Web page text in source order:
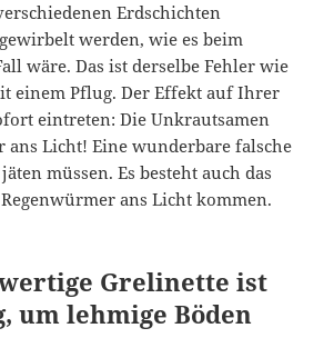
Erdschichten
werden, wie es beim
wäre. Das ist derselbe Fehler wie
einem Pflug. Der Effekt auf Ihrer
eintreten: Die Unkrautsamen
ans Licht! Eine wunderbare falsche
müssen. Es besteht auch das
ans Licht kommen.
Grelinette ist
um lehmige Böden